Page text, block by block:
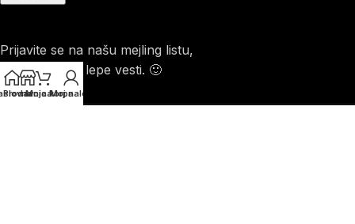
Prijavite se na našu mejling listu,
šaljemo samo lepe vesti. 🙂
Prodavnica
Moja korpa
Moj nalog